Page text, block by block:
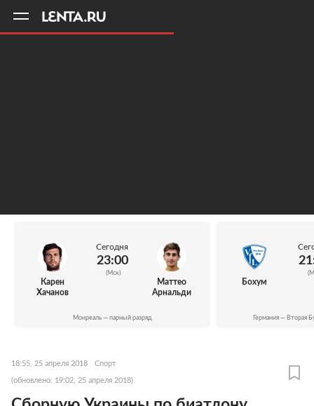
Карен
Хачанов
Сегодня
23:00
(Мск)
Маттео
Арнальди
Монреаль — парный разряд
Бохум
Германия — Вторая
18:55, 25 апреля 2018 Спорт
(обновлено: 19:02, 25 апреля 2018)